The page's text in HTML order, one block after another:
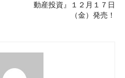
動産投資』１２月１７日
（金）発売！